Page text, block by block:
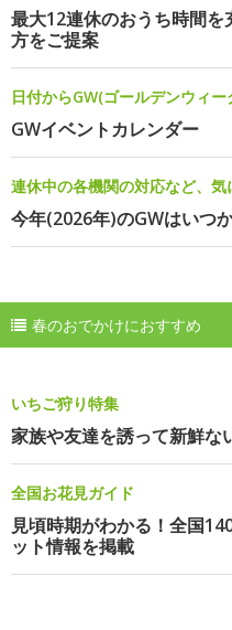
最大12連休のおうち時間
方をご提案
日付からGW(ゴールデンウィ
GWイベントカレンダー
連休中の各機関の対応など、
今年(2026年)のGWはいつ
春のおでかけにおすすめ
いちご狩り特集
家族や友達を誘って新鮮な
全国お花見ガイド
見頃時期がわかる！全国
ット情報を掲載